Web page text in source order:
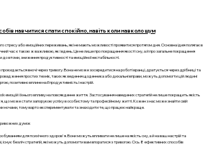
навчитися спати спокійно, навіть коли навколо шум
стресу або емоційних переживань, які не мають можливості проявитися протягом дня. Основна ідея полягає в
час є такою ж важливою, як і вдень. Це не лише про покращення якості сну, а й про загальне покращення
втоми, зниження продуктивності та емоційної нестабільності.
прокидається вночі через тривогу. Вона не може зосередитися на роботі вранці, дратується через дрібниці та
простих технік, таких як ведення щоденника або дихальні вправи, можуть допомогти цій людині
позитивно вплине на її продуктивність і настрій.
емоцій і їхнього впливу на повсякденне життя. Застосування наведених стратегій не лише покращить якість
що може стати запорукою успіху в особистому та професійному житті. Кожен з нас може знайти свій
ночами, тому варто експериментувати та знаходити те, що працює найкраще.
думок
для психічного здоров'я. Вони можуть впливати не лише на якість сну, а й на ваш настрій та
існує безліч стратегій, які можуть допомогти вам впоратися з тривогою. Ось 8 ефективних способів